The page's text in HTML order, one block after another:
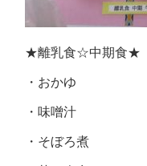
★離乳食☆中期食★
・おかゆ
・味噌汁
・そぼろ煮